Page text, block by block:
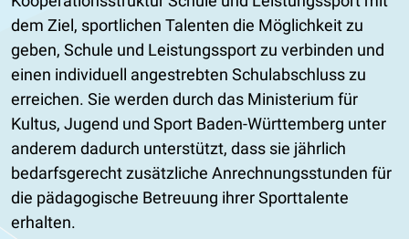
dem Ziel, sportlichen Talenten die Möglichkeit zu
geben, Schule und Leistungssport zu verbinden und
einen individuell angestrebten Schulabschluss zu
erreichen. Sie werden durch das Ministerium für
Kultus, Jugend und Sport Baden-Württemberg unter
anderem dadurch unterstützt, dass sie jährlich
bedarfsgerecht zusätzliche Anrechnungsstunden für
die pädagogische Betreuung ihrer Sporttalente
erhalten.